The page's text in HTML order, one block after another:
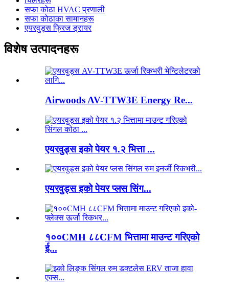
सफा कोठा HVAC प्रणाली
सफा कोठाका सामानहरू
एयरवुड्स फ्रिज ड्रायर
विशेष उत्पादनहरू
Airwoods AV-TTW3E Energy Re...
एयरवुड्स इको पेयर १.२ भित्ता ...
एयरवुड्स इको पेयर प्लस सिंग...
१००CMH ८८CFM भित्तामा माउन्ट गरिएको
ई...